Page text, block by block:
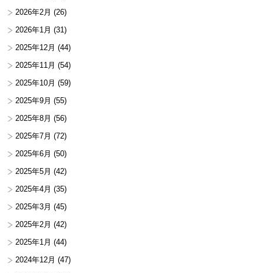
2026年2月 (26)
2026年1月 (31)
2025年12月 (44)
2025年11月 (54)
2025年10月 (59)
2025年9月 (55)
2025年8月 (56)
2025年7月 (72)
2025年6月 (50)
2025年5月 (42)
2025年4月 (35)
2025年3月 (45)
2025年2月 (42)
2025年1月 (44)
2024年12月 (47)